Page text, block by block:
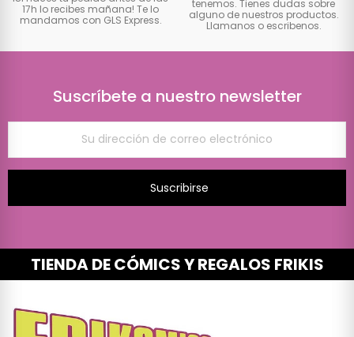
17h lo recibes mañana! Te lo
mandamos con GLS Express.
tenemos. Tienes dudas sobre
alguno de nuestros productos.
Llamanos o escribenos.
Suscríbete a nuestro newsletter
Suscribirse
TIENDA DE CÓMICS Y REGALOS FRIKIS